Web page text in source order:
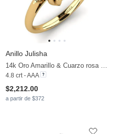
Anillo Julisha
14k Oro Amarillo & Cuarzo rosa & Moissanita
4.8 crt - AAA
$2,212.00
a partir de $372